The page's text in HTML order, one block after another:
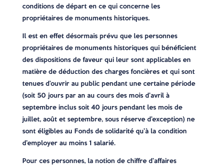
conditions de départ en ce qui concerne les
propriétaires de monuments historiques.
Il est en effet désormais prévu que les personnes
propriétaires de monuments historiques qui bénéficient
des dispositions de faveur qui leur sont applicables en
matière de déduction des charges foncières et qui sont
tenues d’ouvrir au public pendant une certaine période
(soit 50 jours par an au cours des mois d’avril à
septembre inclus soit 40 jours pendant les mois de
juillet, août et septembre, sous réserve d’exception) ne
sont éligibles au Fonds de solidarité qu’à la condition
d’employer au moins 1 salarié.
Pour ces personnes, la notion de chiffre d’affaires